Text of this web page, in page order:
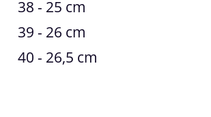
38 - 25 cm
39 - 26 cm
40 - 26,5 cm